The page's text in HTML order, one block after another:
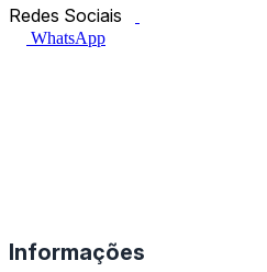
Redes Sociais
WhatsApp
Informações